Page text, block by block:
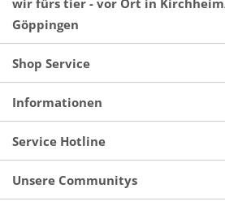
wir fürs tier - vor Ort in
Göppingen
Shop Service
Informationen
Service Hotline
Unsere Communitys